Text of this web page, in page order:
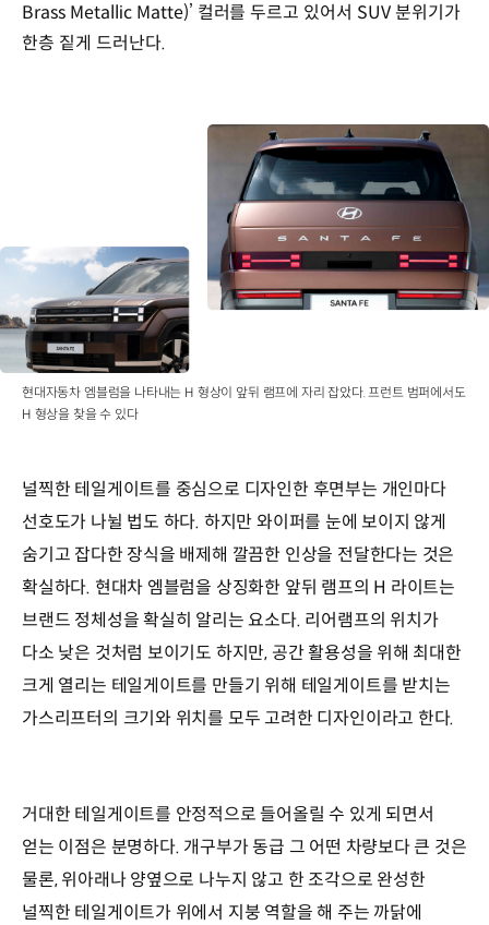
Brass Metallic Matte)’ 컬러를 두르고 있어서 SUV 분위기가
한층 짙게 드러난다.
현대자동차 엠블럼을 나타내는 H 형상이 앞뒤 램프에 자리 잡았다. 프런트 범퍼에서도
H 형상을 찾을 수 있다
널찍한 테일게이트를 중심으로 디자인한 후면부는 개인마다
선호도가 나뉠 법도 하다. 하지만 와이퍼를 눈에 보이지 않게
숨기고 잡다한 장식을 배제해 깔끔한 인상을 전달한다는 것은
확실하다. 현대차 엠블럼을 상징화한 앞뒤 램프의 H 라이트는
브랜드 정체성을 확실히 알리는 요소다. 리어램프의 위치가
다소 낮은 것처럼 보이기도 하지만, 공간 활용성을 위해 최대한
크게 열리는 테일게이트를 만들기 위해 테일게이트를 받치는
가스리프터의 크기와 위치를 모두 고려한 디자인이라고 한다.
거대한 테일게이트를 안정적으로 들어올릴 수 있게 되면서
얻는 이점은 분명하다. 개구부가 동급 그 어떤 차량보다 큰 것은
물론, 위아래나 양옆으로 나누지 않고 한 조각으로 완성한
널찍한 테일게이트가 위에서 지붕 역할을 해 주는 까닭에